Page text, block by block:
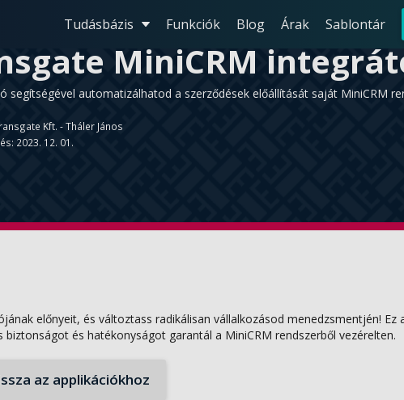
Tudásbázis Funkciók Blog Árak Sablontár
MiniCRM
segítségével automatizálhatod a szerződések előállítását saját MiniCRM
Kft. - Tháler János
2023. 12. 01.
előnyeit, és változtass radikálisan vállalkozásod menedzsmentjén!
és hatékonyságot garantál a MiniCRM rendszerből vezérelten.
az applikációkhoz